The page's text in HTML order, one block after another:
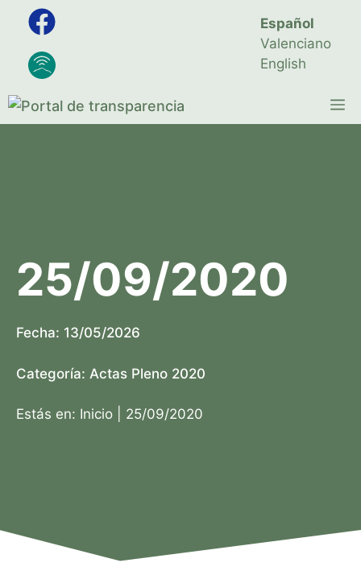
Saltar
contenido
Español
Valenciano
English
25/09/2020
Fecha: 13/05/2026
Categoría: Actas Pleno 2020
Estás en: Inicio 25/09/2020